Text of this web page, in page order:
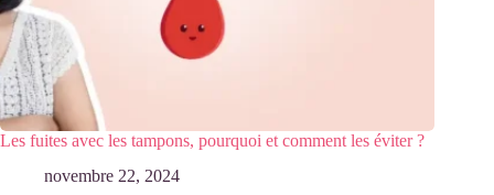
Les fuites avec les tampons, pourquoi et comment les éviter ?
novembre 22, 2024